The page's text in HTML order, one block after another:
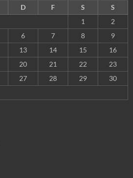
D F S
S
1
2
6 7 8
9
13 14 15
16
20 21 22
23
27 28 29
30